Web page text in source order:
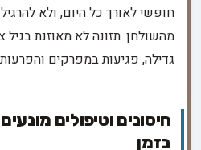
חופשי לאורך כל היום, ולא
מהשולחן. תזונה לא מאוזנת בגיל
גדילה, פגיעות במפרקים
חיסונים וטיפולים
בזמן